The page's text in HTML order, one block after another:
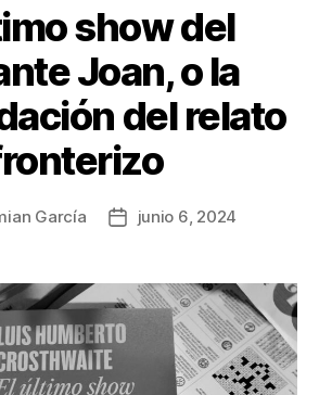
show del
Joan, o la
del relato
García
Fecha
publicación
junio 6, 2024